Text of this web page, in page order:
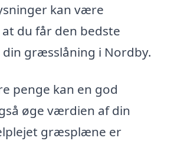
kan være
du får den bedste
din græsslåning i Nordby.
penge kan en god
øge værdien af din
græsplæne er